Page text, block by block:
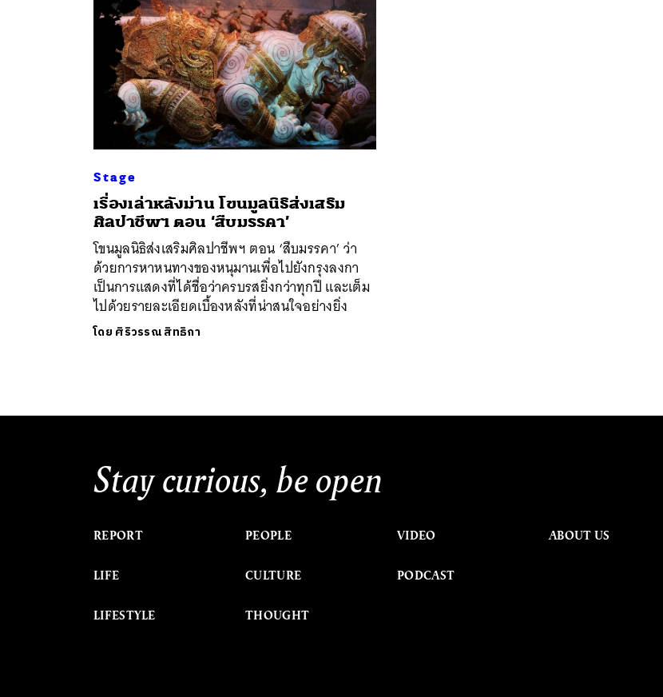
Stage
เรื่องเล่าหลังม่าน โขนมูลนิธิส่งเสริม
ศิลปาชีพฯ ตอน ‘สืบมรรคา’
โขนมูลนิธิส่งเสริมศิลปาชีพฯ ตอน ‘สืบมรรคา’ ว่า
ด้วยการหาหนทางของหนุมานเพื่อไปยังกรุงลงกา
เป็นการแสดงที่ได้ชื่อว่าครบรสยิ่งกว่าทุกปี และเต็ม
ไปด้วยรายละเอียดเบื้องหลังที่น่าสนใจอย่างยิ่ง
โดย ศิริวรรณ สิทธิกา
Stay curious, be open
REPORT
LIFE
LIFESTYLE
PEOPLE
CULTURE
THOUGHT
VIDEO
PODCAST
ABOUT US